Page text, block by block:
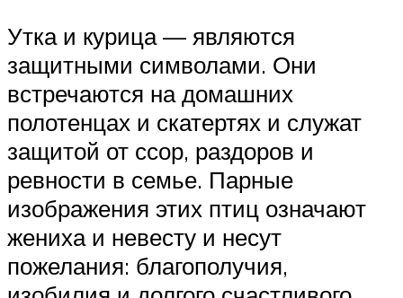
Утка и курица — являются
защитными символами. Они
встречаются на домашних
полотенцах и скатертях и служат
защитой от ссор, раздоров и
ревности в семье. Парные
изображения этих птиц означают
жениха и невесту и несут
пожелания: благополучия,